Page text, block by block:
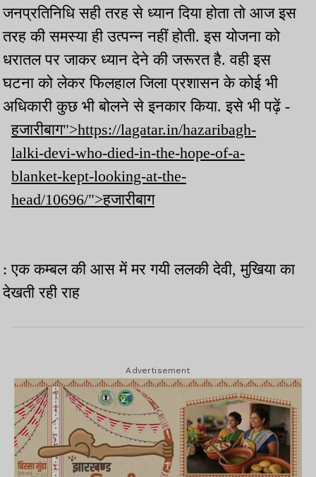
जनप्रतिनिधि सही तरह से ध्यान दिया होता तो आज इस
तरह की समस्या ही उत्पन्न नहीं होती. इस योजना को
धरातल पर जाकर ध्यान देने की जरूरत है. वही इस
घटना को लेकर फिलहाल जिला प्रशासन के कोई भी
अधिकारी कुछ भी बोलने से इनकार किया. इसे भी पढ़ें -
हजारीबाग">https://lagatar.in/hazaribagh-
lalki-devi-who-died-in-the-hope-of-a-
blanket-kept-looking-at-the-
head/10696/">हजारीबाग
: एक कम्बल की आस में मर गयी ललकी देवी, मुखिया का
देखती रही राह
Advertisement